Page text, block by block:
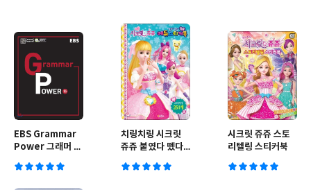
EBS Grammar
Power 그래머 파
치링치링 시크릿
쥬쥬 붙였다 뗐다
시크릿 쥬쥬 스토
리텔링 스티커북